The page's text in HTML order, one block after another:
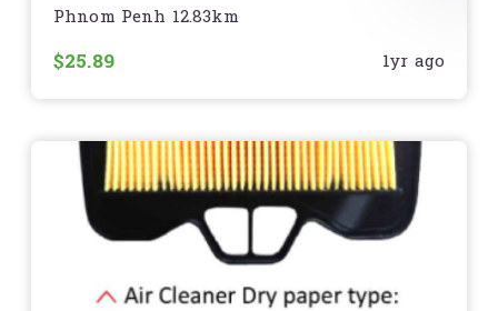
សំរាប់ការជួសជុល ឬការជំនួស Air Filter
ការណែនាំពីអ្នកផលិតនិងជំនួយជាក់លាក់សម្រាប់ម៉ូដែលរថយន្ត
របស់អ្នក! ️
រក្សាសមត្ថភាពខ្ពស់ និងការពារម៉ាស៊ីនរបស់អ្នកជាមួយ
Honda
Honda
ការពារខ្ពស់សម្រាប់ម៉ាស៊ីន – បន្ថយការពាក់សឹក និងបង្កើនអាយុ
កាលម៉ាស៊ីន
លាងសម្អាតខ្លាំង
– កម្ចាត់កាកសំណល់ និងរក្សាថាមពលម៉ាស៊ីនឲ្យ
អស្ចារ្យ
– កាត់បន្ថយកម្តៅ និងការភ្លឺភ្លៅសម្រាប់ការបើកបរ
យូរអង្វែង
Phnom Penh 12.83km
$25.89 1yr ago